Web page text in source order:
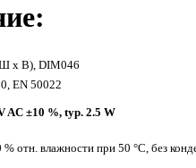
x В), DIM046
EN 50022
AC ±10 %, typ. 2.5 W
отн. влажности при 50 °C, без